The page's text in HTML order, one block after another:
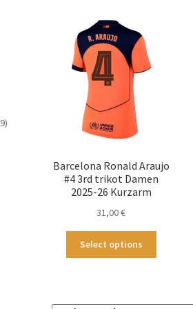
Barcelona Ronald Araujo
#4 3rd trikot Damen
2025-26 Kurzarm
31,00€
Select options
99